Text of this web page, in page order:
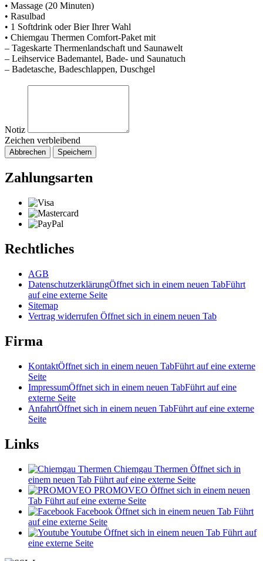
• Massage (20 Minuten)
• Rasulbad
• 1 Softdrink oder Bier Ihrer Wahl
• Chiemgau Thermen Comfort-Paket mit
– Tageskarte Thermenlandschaft und Saunawelt
– Leihservice Bademantel, Bade- und Saunatuch
– Badetasche, Badeschlappen, Duschgel
Notiz
Zeichen verbleibend
Abbrechen Speichern
Zahlungsarten
Rechtliches
AGB
DatenschutzerklärungÖffnet sich in einem neuen TabFührt
auf eine externe Seite
Sitemap
Vertrag widerrufen Öffnet sich in einem neuen Tab
Firma
KontaktÖffnet sich in einem neuen TabFührt auf eine externe
Seite
ImpressumÖffnet sich in einem neuen TabFührt auf eine
externe Seite
AnfahrtÖffnet sich in einem neuen TabFührt auf eine externe
Seite
Links
Chiemgau Thermen Öffnet sich in
einem neuen Tab Führt auf eine externe Seite
PROMOVEO Öffnet sich in einem neuen
Tab Führt auf eine externe Seite
Facebook Öffnet sich in einem neuen Tab Führt
auf eine externe Seite
Youtube Öffnet sich in einem neuen Tab Führt auf
eine externe Seite